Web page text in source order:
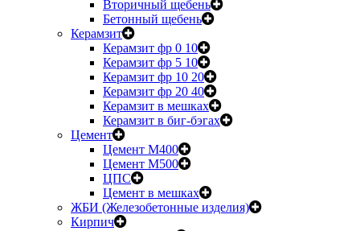
Вторичный щебень
Бетонный щебень
Керамзит
Керамзит фр 0 10
Керамзит фр 5 10
Керамзит фр 10 20
Керамзит фр 20 40
Керамзит в мешках
Керамзит в биг-бэгах
Цемент
Цемент М400
Цемент М500
ЦПС
Цемент в мешках
ЖБИ (Железобетонные изделия)
Кирпич